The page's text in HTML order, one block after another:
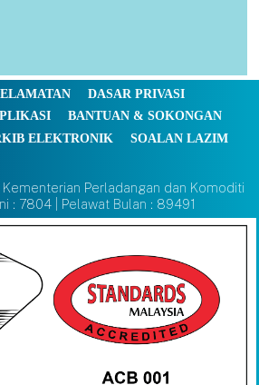
DASAR PRIVASI
BANTUAN & SOKONGAN
ELEKTRONIK SOALAN LAZIM
Perladangan dan Komoditi
: 7804 | Pelawat Bulan : 89491